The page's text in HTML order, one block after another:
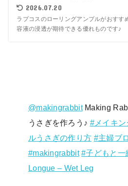
2026.07.20
ラプコスのローリングアンプルがおすす
容液の浸透が期待できる優れものです♪
@makingrabbitMaking
うさぎを作ろう♪ #メイキン
ルうさぎの作り方 #主婦ブ
#makingrabbit #子どもと一
Longue – Wet Leg